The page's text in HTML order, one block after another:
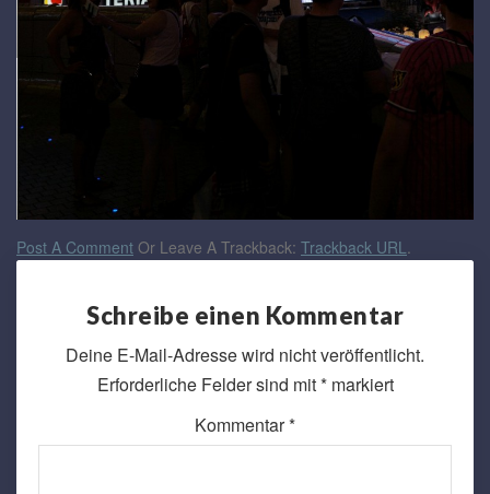
Post A Comment Or Leave A Trackback: Trackback URL
Schreibe einen Kommentar
Deine E-Mail-Adresse wird nicht veröffentlicht.
Erforderliche Felder sind mit*markiert
Kommentar*